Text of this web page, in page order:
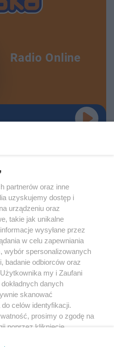
Radio Online
nie może być powielany i
w jakikolwiek sposób (w
na jakimkolwiek polu
z umieszczaniem w Internecie
Jakiekolwiek użycie lub
w części z naruszeniem prawa, tzn.
pod groźbą kary i może być ścigane
nas
partnerów oraz inne
uzyskujemy dostęp i
urządzeniu oraz
takie jak unikalne
wysyłane przez
w celu zapewniania
wybór spersonalizowanych
badanie odbiorców oraz
my i Zaufani
danych
skanować
celów identyfikacji.
prosimy o zgodę na
poprzez kliknięcie